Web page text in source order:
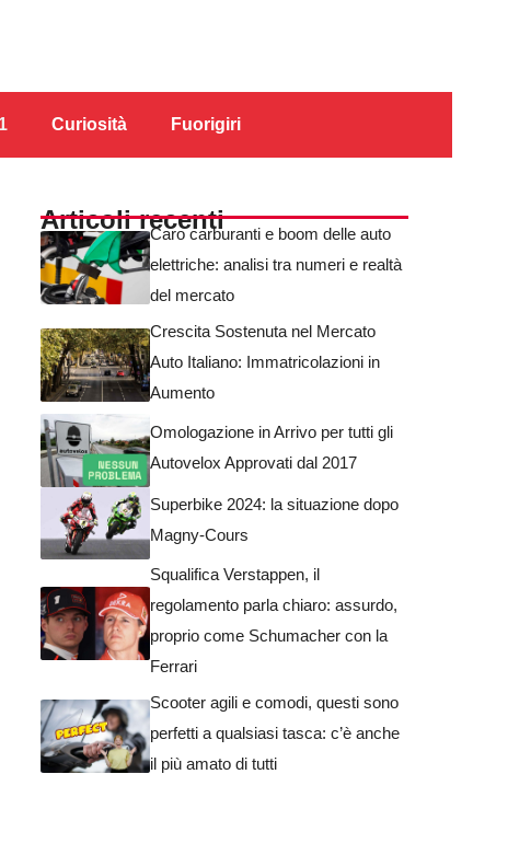
Curiosità Fuorigiri
Articoli recentiCaro carburanti e boom delle auto
elettriche: analisi tra numeri e realtà
del mercato
Crescita Sostenuta nel Mercato
Auto Italiano: Immatricolazioni in
Aumento
Omologazione in Arrivo per tutti gli
Autovelox Approvati dal 2017
Superbike 2024: la situazione dopo
Magny-Cours
Squalifica Verstappen, il
regolamento parla chiaro: assurdo,
proprio come Schumacher con la
Ferrari
Scooter agili e comodi, questi sono
perfetti a qualsiasi tasca: c’è anche
il più amato di tutti